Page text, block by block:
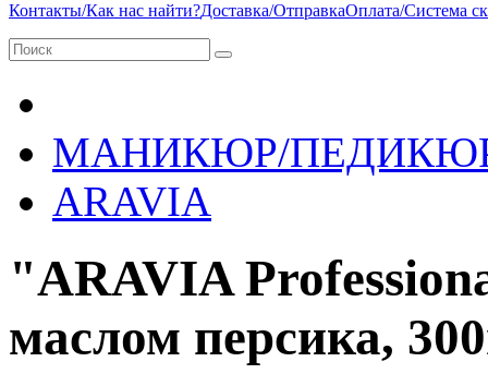
Контакты/Как нас найти?Доставка/ОтправкаОплата/Система
МАНИКЮР/
ARAVIA
"ARAVIA
маслом персика,